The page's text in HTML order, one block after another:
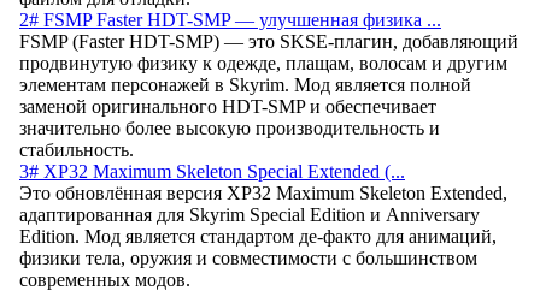
2# FSMP Faster HDT-SMP — улучшенная физика ...
FSMP (Faster HDT-SMP) — это SKSE-плагин, добавляющий
продвинутую физику к одежде, плащам, волосам и другим
элементам персонажей в Skyrim. Мод является полной
заменой оригинального HDT-SMP и обеспечивает
значительно более высокую производительность и
стабильность.
3# XP32 Maximum Skeleton Special Extended (...
Это обновлённая версия XP32 Maximum Skeleton Extended,
адаптированная для Skyrim Special Edition и Anniversary
Edition. Мод является стандартом де-факто для анимаций,
физики тела, оружия и совместимости с большинством
современных модов.